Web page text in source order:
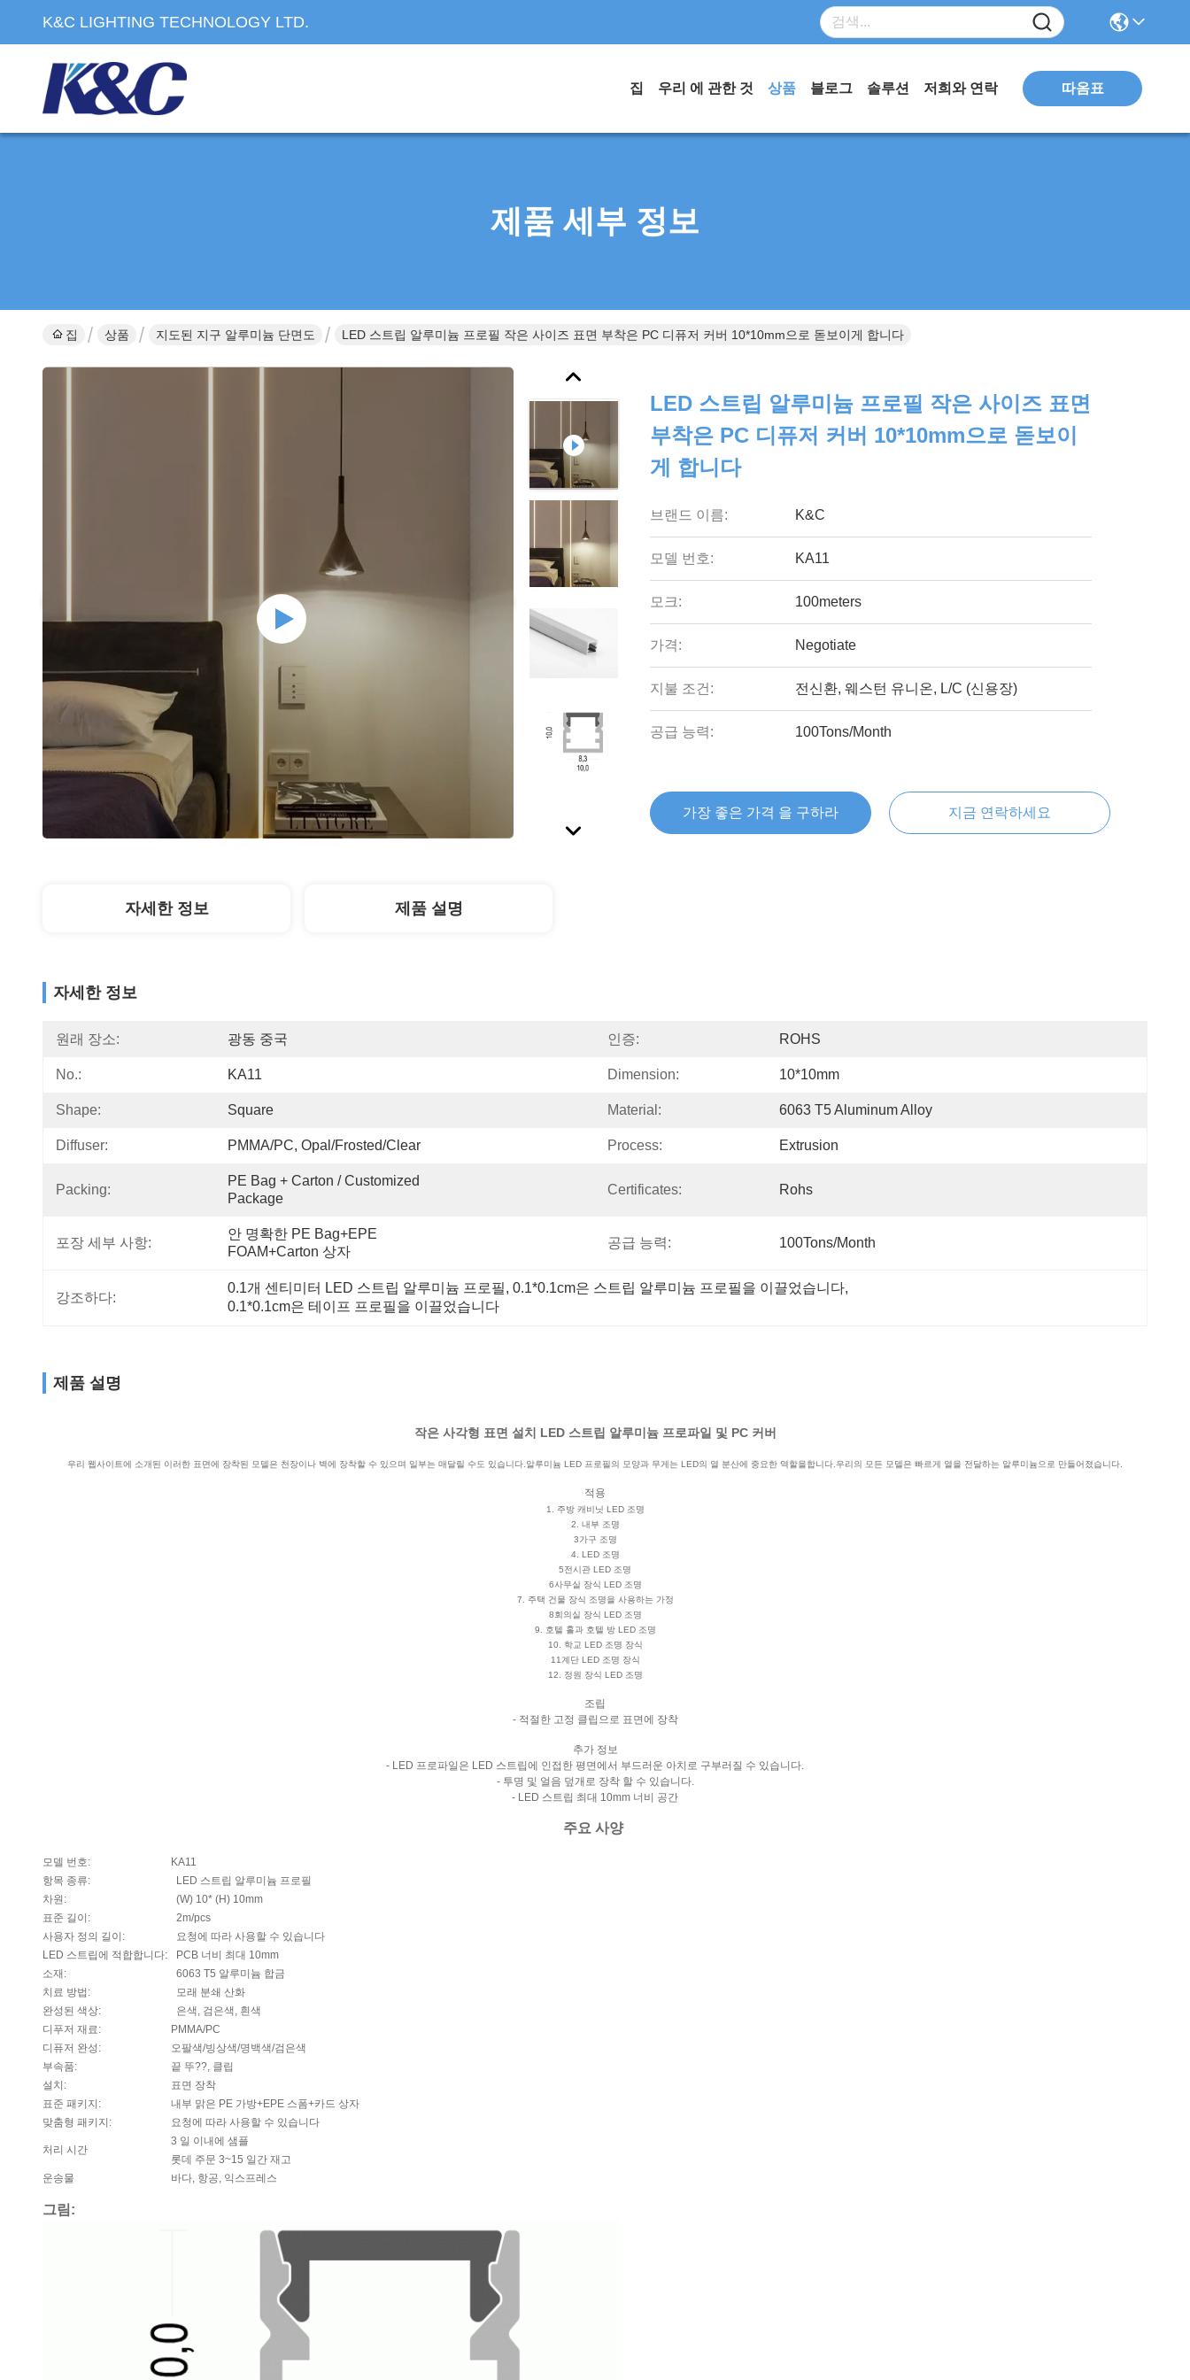
K&C LIGHTING TECHNOLOGY LTD.
집 우리 에 관한 것 상품 블로그 솔루션 저희와 연락 따옴표
제품 세부 정보
집 상품 지도된 지구 알루미늄 단면도 LED 스트립 알루미늄 프로필 작은 사이즈 표면 부착은 PC 디퓨저 커버 10*10mm으로 돋보이게 합니다
LED 스트립 알루미늄 프로필 작은 사이즈 표면
부착은 PC 디퓨저 커버 10*10mm으로 돋보이
게 합니다
브랜드 이름: K&C
모델 번호: KA11
모크: 100meters
가격: Negotiate
지불 조건: 전신환, 웨스턴 유니온, L/C (신용장)
공급 능력: 100Tons/Month
가장 좋은 가격 을 구하라 지금 연락하세요
자세한 정보 제품 설명
자세한 정보
원래 장소: 광동 중국 인증: ROHS
No.: KA11 Dimension: 10*10mm
Shape: Square Material: 6063 T5 Aluminum Alloy
Diffuser: PMMA/PC, Opal/Frosted/Clear Process: Extrusion
Packing:
PE Bag + Carton / Customized
Package
Certificates: Rohs
포장 세부 사항:
안 명확한 PE Bag+EPE
FOAM+Carton 상자
공급 능력: 100Tons/Month
강조하다:
0.1개 센티미터 LED 스트립 알루미늄 프로필, 0.1*0.1cm은 스트립 알루미늄 프로필을 이끌었습니다,
0.1*0.1cm은 테이프 프로필을 이끌었습니다
제품 설명
작은 사각형 표면 설치 LED 스트립 알루미늄 프로파일 및 PC 커버
우리 웹사이트에 소개된 이러한 표면에 장착된 모델은 천장이나 벽에 장착할 수 있으며 일부는 매달릴 수도 있습니다.알루미늄 LED 프로필의 모양과 무게는 LED의 열 분산에 중요한 역할을합니다.우리의 모든 모델은 빠르게 열을 전달하는 알루미늄으로 만들어졌습니다.
적용
1. 주방 캐비닛 LED 조명
2. 내부 조명
3가구 조명
4. LED 조명
5전시관 LED 조명
6사무실 장식 LED 조명
7. 주택 건물 장식 조명을 사용하는 가정
8회의실 장식 LED 조명
9. 호텔 홀과 호텔 방 LED 조명
10. 학교 LED 조명 장식
11계단 LED 조명 장식
12. 정원 장식 LED 조명
조립
- 적절한 고정 클립으로 표면에 장착
추가 정보
- LED 프로파일은 LED 스트립에 인접한 평면에서 부드러운 아치로 구부러질 수 있습니다.
- 투명 및 얼음 덮개로 장착 할 수 있습니다.
- LED 스트립 최대 10mm 너비 공간
주요 사양
모델 번호:
KA11
항목 종류:
LED 스트립 알루미늄 프로필
차원:
(W) 10* (H) 10mm
표준 길이:
2m/pcs
사용자 정의 길이:
요청에 따라 사용할 수 있습니다
LED 스트립에 적합합니다:
PCB 너비 최대 10mm
소재:
6063 T5 알루미늄 합금
치료 방법:
모래 분쇄 산화
완성된 색상:
은색, 검은색, 흰색
디푸저 재료:
PMMA/PC
디퓨저 완성:
오팔색/빙상색/명백색/검은색
부속품:
끝 뚜??, 클립
설치:
표면 장착
표준 패키지:
내부 맑은 PE 가방+EPE 스폼+카드 상자
맞춤형 패키지:
요청에 따라 사용할 수 있습니다
처리 시간
3 일 이내에 샘플
롯데 주문 3~15 일간 재고
운송물
바다, 항공, 익스프레스
그림: